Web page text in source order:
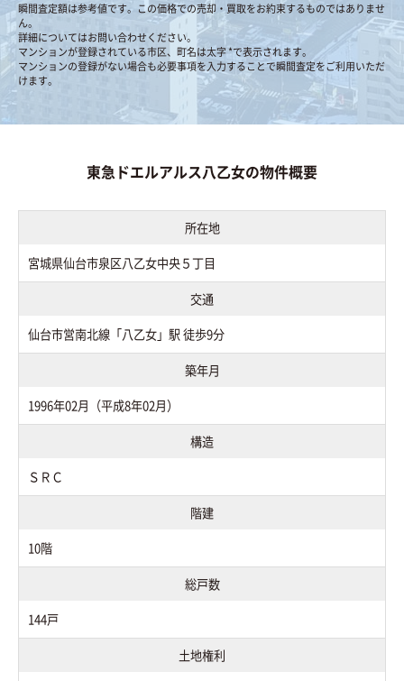
瞬間査定額は参考値です。この価格での売却・買取をお約束するものではありませ
ん。
詳細についてはお問い合わせください。
マンションが登録されている市区、町名は太字 *で表示されます。
マンションの登録がない場合も必要事項を入力することで瞬間査定をご利用いただ
けます。
東急ドエルアルス八乙女の物件概要
所在地
宮城県仙台市泉区八乙女中央５丁目
交通
仙台市営南北線「八乙女」駅 徒歩9分
築年月
1996年02月（平成8年02月）
構造
ＳＲＣ
階建
10階
総戸数
144戸
土地権利